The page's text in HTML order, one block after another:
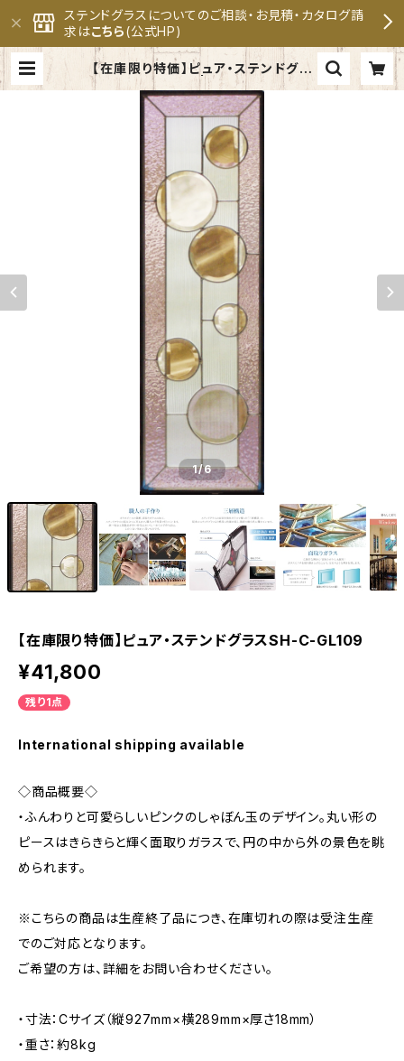
ステンドグラスについてのご相談・お見積・カタログ請
求はこちら(公式HP)
【在庫限り特価】ピュア・ステンドグラ
スSH-C-GL109 | セブンホーム ス
テンドグラス専門メーカー 公式オン
ラインショップ
1/6
【在庫限り特価】ピュア・ステンドグラスSH-C-GL109
¥41,800
残り1点
International shipping available
◇商品概要◇
・ふんわりと可愛らしいピンクのしゃぼん玉のデザイン。丸い形の
ピースはきらきらと輝く面取りガラスで、円の中から外の景色を眺
められます。
※こちらの商品は生産終了品につき、在庫切れの際は受注生産
でのご対応となります。
ご希望の方は、詳細をお問い合わせください。
・寸法：Cサイズ（縦927mm×横289mm×厚さ18mm）
・重さ：約8kg